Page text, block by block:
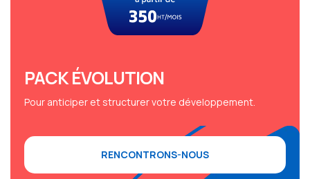
chiffre d’affaires, du nombre de salariés, des outils utilisés et des complexités
PACK ÉVOLUTION
Pour anticiper et structurer votre développement.
RENCONTRONS-NOUS